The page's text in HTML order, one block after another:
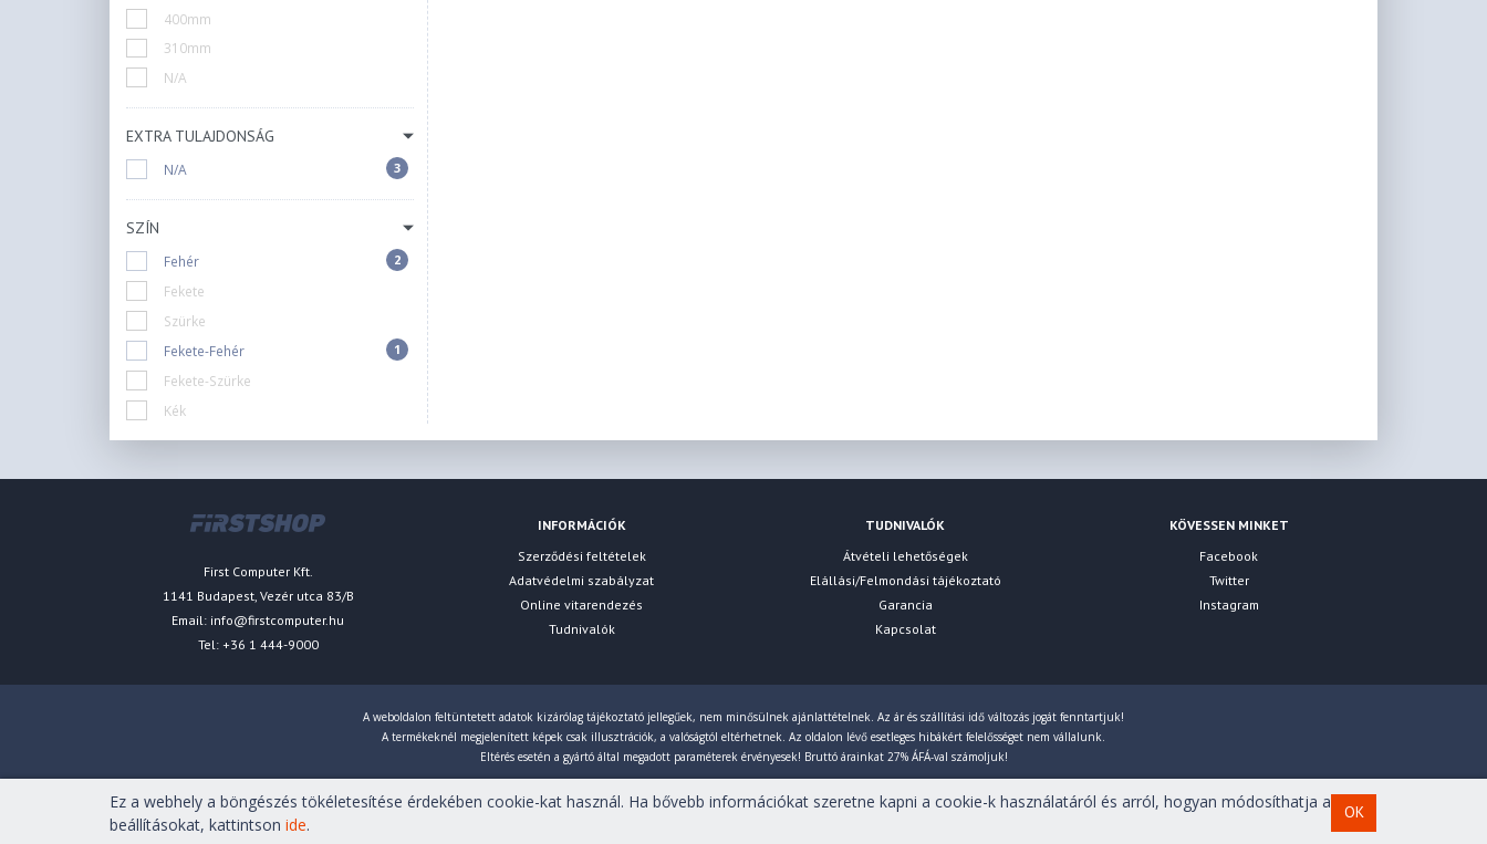
400mm
310mm
N/A
EXTRA TULAJDONSÁG
N/A 3
SZÍN
Fehér 2
Fekete
Szürke
Fekete-Fehér
1
Fekete-Szürke
Kék
First Computer Kft.
1141 Budapest, Vezér utca 83/B
Email: info@firstcomputer.hu
Tel: +36 1 444-9000
INFORMÁCIÓK
Szerződési feltételek
Adatvédelmi szabályzat
Online vitarendezés
Tudnivalók
TUDNIVALÓK
Átvételi lehetőségek
Elállási/Felmondási tájékoztató
Garancia
Kapcsolat
KÖVESSEN MINKET
Facebook
Twitter
Instagram
A weboldalon feltüntetett adatok kizárólag tájékoztató jellegűek, nem minősülnek ajánlattételnek. Az ár és szállítási idő változás jogát fenntartjuk!
A termékeknél megjelenített képek csak illusztrációk, a valóságtól eltérhetnek. Az oldalon lévő esetleges hibákért felelősséget nem vállalunk.
Eltérés esetén a gyártó által megadott paraméterek érvényesek! Bruttó árainkat 27% ÁFÁ-val számoljuk!
Copyright © 2007-2026 First Computer Kft. Minden jog fenntartva!
Ez a webhely a böngészés tökéletesítése érdekében cookie-kat használ. Ha bővebb információkat szeretne kapni a cookie-k használatáról és arról, hogyan módosíthatja a
beállításokat, kattintsonide.
OK